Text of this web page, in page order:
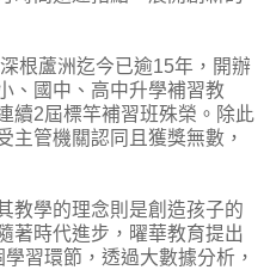
根蘆洲迄今已逾15年，開辦
、國中、高中升學補習教
續2屆標竿補習班殊榮。除此
主管機關認同且獲獎無數，
教學的理念則是創造孩子的
著時代進步，曜華教育提出
習環節，透過大數據分析，